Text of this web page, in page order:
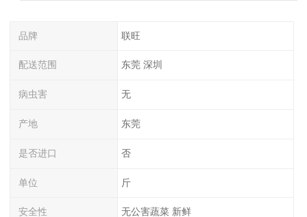
品牌 联旺
配送范围 东莞 深圳
病虫害 无
产地 东莞
是否进口 否
单位 斤
安全性 无公害蔬菜 新鲜